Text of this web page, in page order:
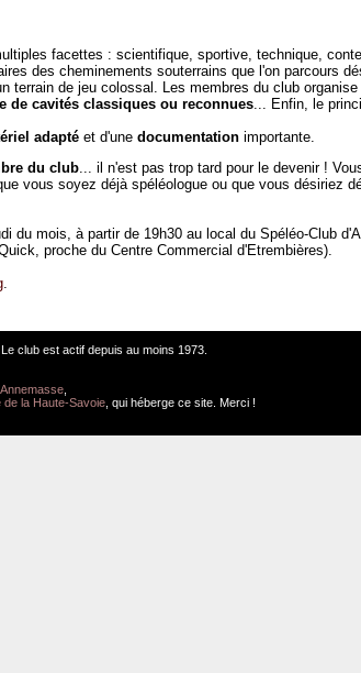
facettes : scientifique, sportive, technique,
des cheminements souterrains que l'on parcours
terrain de jeu colossal. Les membres du club organise
de cavités classiques ou reconnues... Enfin, le
adapté et d'une documentation importante.
du club... il n'est pas trop tard pour le devenir !
vous soyez déjà spéléologue ou que vous désiriez
du mois, à partir de 19h30 au local du Spéléo-Club
proche du Centre Commercial d'Etrembières).
.
club est actif depuis au moins 1973.
de la Haute-Savoie , qui héberge ce site. Merci !